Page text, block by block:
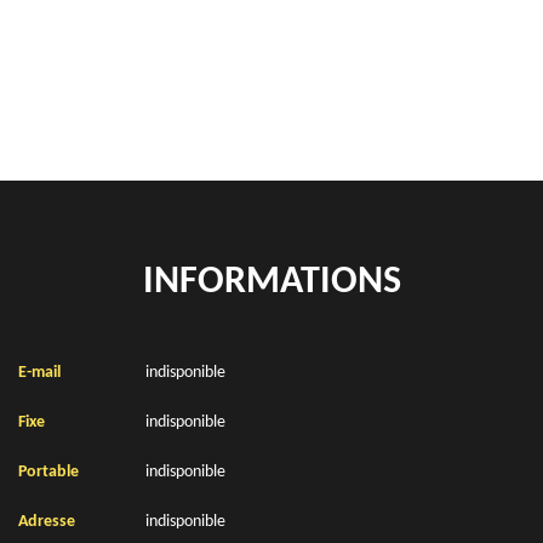
INFORMATIONS
E-mail indisponible
Fixe indisponible
Portable indisponible
Adresse indisponible